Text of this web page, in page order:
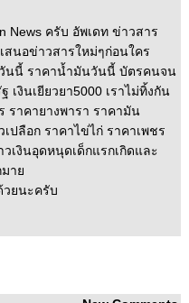
News ครับ อัพเดท ข่าวสาร
สนอข่าวสารใหม่ๆก่อนใคร
วันนี้ ราคาน้ำมันวันนี้ บัตรคนจน
เงินเยียวยา5000 เราไม่ทิ้งกัน
ราคายางพารา ราคามัน
ปลือก ราคาไข่ไก่ ราคาเพชร
เงินอุดหนุดเด็กแรกเกิดและ
มา
วยนะครับ